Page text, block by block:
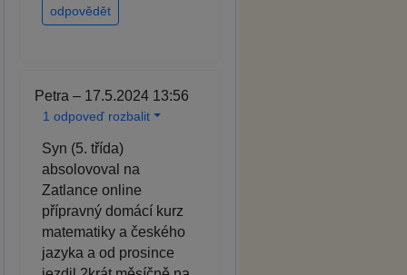
odpovědět
Petra – 17.5.2024 13:56
1 odpoveď rozbalit
Syn (5. třída)
absolovoval na
Zatlance online
přípravný domácí kurz
matematiky a českého
jazyka a od prosince